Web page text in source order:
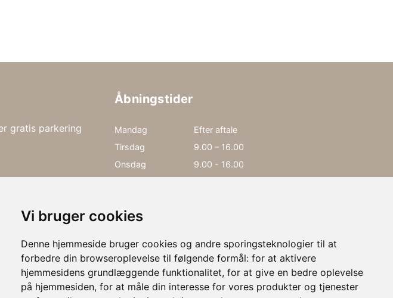
Vi bruger cookies
Denne hjemmeside bruger cookies og andre sporingsteknologier til at
forbedre din browseroplevelse til følgende formål: for at aktivere
hjemmesidens grundlæggende funktionalitet, for at give en bedre oplevelse
på hjemmesiden, for at måle din interesse for vores produkter og tjenester
gratis parkering
Åbningstider
Mandag
Efter aftale
Tirsdag
9.00 – 16.00
Onsdag
9.00 - 16.00
Lørdag
Ring og lav en aftale ved køb af produkter.